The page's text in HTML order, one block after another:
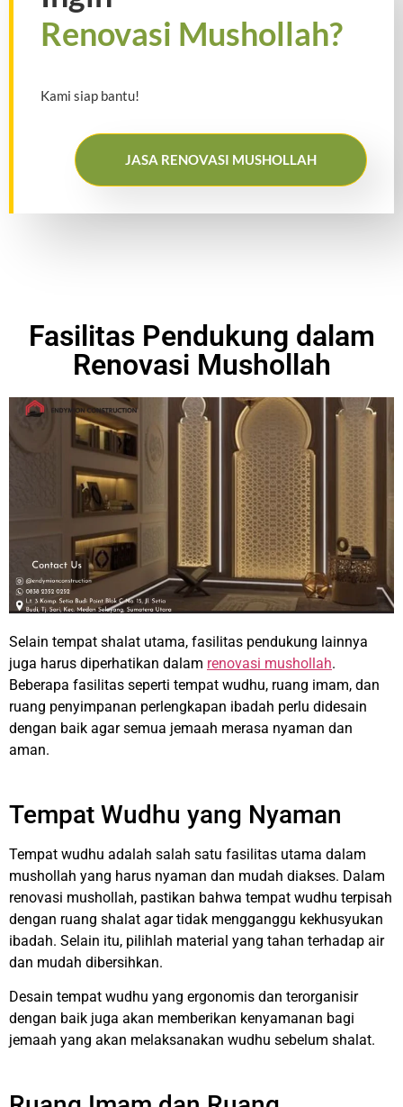
Renovasi Mushollah?
Kami siap bantu!
JASA RENOVASI MUSHOLLAH
Fasilitas Pendukung dalam
Renovasi Mushollah
Selain tempat shalat utama, fasilitas pendukung lainnya
juga harus diperhatikan dalam renovasi mushollah.
Beberapa fasilitas seperti tempat wudhu, ruang imam, dan
ruang penyimpanan perlengkapan ibadah perlu didesain
dengan baik agar semua jemaah merasa nyaman dan
aman.
Tempat Wudhu yang Nyaman
Tempat wudhu adalah salah satu fasilitas utama dalam
mushollah yang harus nyaman dan mudah diakses. Dalam
renovasi mushollah, pastikan bahwa tempat wudhu terpisah
dengan ruang shalat agar tidak mengganggu kekhusyukan
ibadah. Selain itu, pilihlah material yang tahan terhadap air
dan mudah dibersihkan.
Desain tempat wudhu yang ergonomis dan terorganisir
dengan baik juga akan memberikan kenyamanan bagi
jemaah yang akan melaksanakan wudhu sebelum shalat.